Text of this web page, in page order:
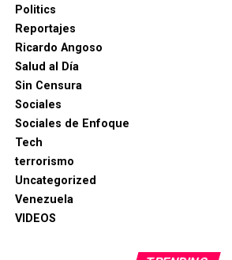
Politics
Reportajes
Ricardo Angoso
Salud al Día
Sin Censura
Sociales
Sociales de Enfoque
Tech
terrorismo
Uncategorized
Venezuela
VIDEOS